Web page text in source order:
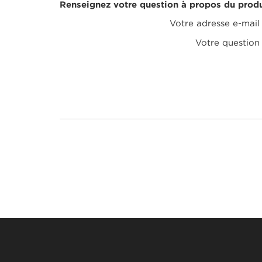
Renseignez votre question à propos du
Votre adresse e-mail
Votre question